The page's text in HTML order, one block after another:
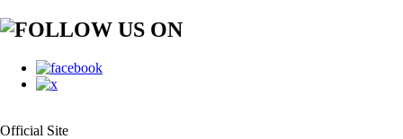
Official Site